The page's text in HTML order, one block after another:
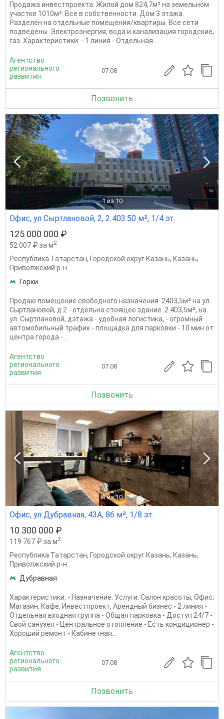
Продажа инвестпроекта. Жилой дом 824,7м² на земельном
участке 1010м². Все в собственности. Дом 3 этажа.
Разделён на отдельные помещения/квартиры. Все сети
подведены. Электроэнергия, вода и канализация городские,
газ. Характеристики: - 1 линия - Отдельная...
Агентство
регионального
развития
07.08
Позвонить
1 из 10
Офис, ул Сыртлановой, 2, 2 403.50 м², 1/4 эт.
125 000 000 ₽
52 007 ₽ за м2
Республика Татарстан, Городской округ Казань, Казань,
Приволжский р-н
Горки
Продаю помещение свободного назначения 2403,5м² на ул.
Сыртлановой, д 2 - отдельно стоящее здание 2 403,5м², на
ул. Сыртлановой, дэтажа - удобная логистика, - огромный
автомобильный трафик - площадка для парковки - 10 мин от
центра города -...
Агентство
регионального
развития
07.08
Позвонить
1 из 10
Офис, ул Дубравная, 43А, 86 м², 1/8 эт.
10 300 000 ₽
119 767 ₽ за м2
Республика Татарстан, Городской округ Казань, Казань,
Приволжский р-н
Дубравная
Характеристики: - Назначение: Услуги, Салон красоты, Офис,
Магазин, Кафе, Инвестпроект, Арендный бизнес - 2 линия -
Отдельная входная группа - Общая парковка - Доступ 24/7 -
Свой санузел - Центральное отопление - Есть кондиционер -
Хороший ремонт - Кабинетная...
Агентство
регионального
развития
07.08
Позвонить